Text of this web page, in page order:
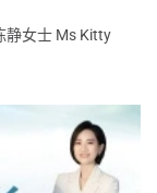
静女士 Ms Kitty